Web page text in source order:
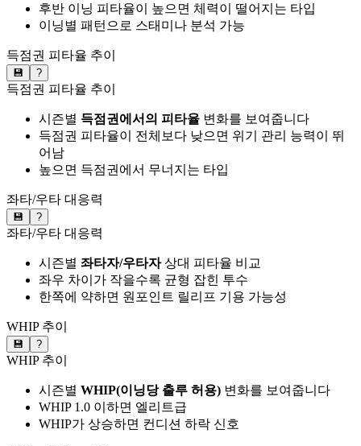
후반 이닝 피타율이 높으면 체력이 떨어지는 타입
이닝별 패턴으로 스태미나 분석 가능
득점권 피타율 추이
💾 ?
득점권 피타율 추이
시즌별 득점권에서의 피타율 변화를 보여줍니다
득점권 피타율이 전체보다 낮으면 위기 관리 능력이 뛰
어남
높으면 득점권에서 무너지는 타입
좌타/우타 대응력
💾 ?
좌타/우타 대응력
시즌별 좌타자/우타자상대 피타율 비교
좌우 차이가 작을수록 균형 잡힌 투수
한쪽에 약하면 원포인트 릴리프 기용 가능성
WHIP 추이
💾 ?
WHIP 추이
시즌별 WHIP(이닝당 출루 허용) 변화를 보여줍니다
WHIP 1.0 이하면 엘리트급
WHIP가 상승하면 컨디션 하락 신호